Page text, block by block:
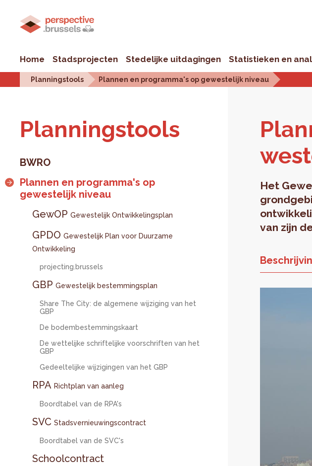
Home Stadsprojecten Stedelijke uitdagingen Statistieken en
Planningstools Plannen en programma's op gewestelijk niveau
Plan­ningstools
BWRO
Plannen en programma's op
gewestelijk niveau
GewOP Gewestelijk Ontwikkelingsplan
GPDO Gewestelijk Plan voor Duurzame
Ontwikkeling
projecting.brussels
GBP Gewestelijk bestemmingsplan
Share The City: de algemene wijziging van het
GBP
De bodembestemmingskaart
De wettelijke schriftelijke voorschriften van het
GBP
Gedeeltelijke wijzigingen van het GBP
RPA Richtplan van aanleg
Boordtabel van de RPA's
SVC Stadsvernieuwingscontract
Boordtabel van de SVC's
Schoolcontract
Het
van zijn